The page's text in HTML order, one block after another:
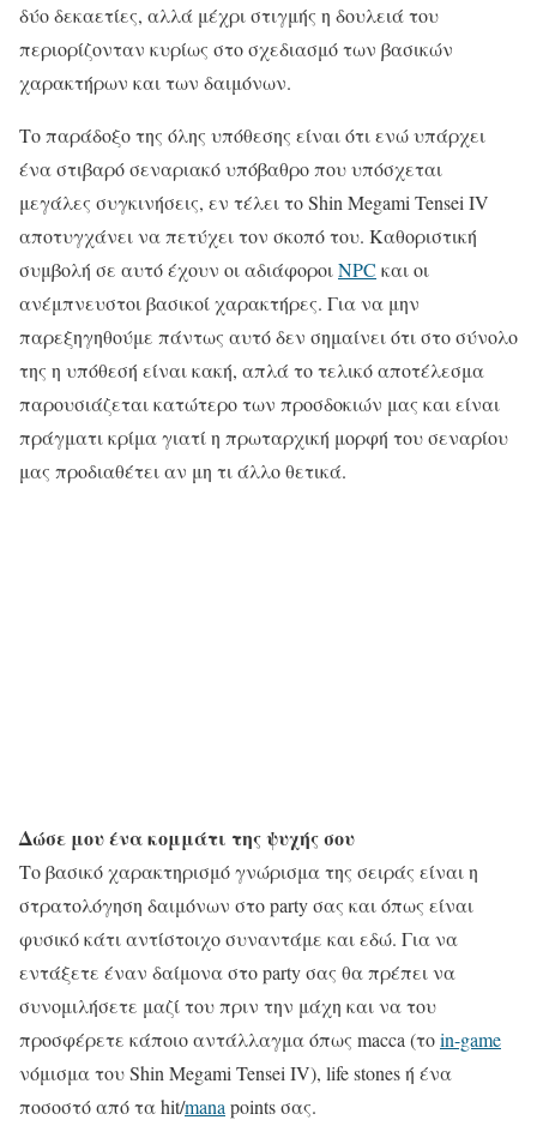
δύο δεκαετίες, αλλά μέχρι στιγμής η δουλειά του
περιορίζονταν κυρίως στο σχεδιασμό των βασικών
χαρακτήρων και των δαιμόνων.
Το παράδοξο της όλης υπόθεσης είναι ότι ενώ υπάρχει
ένα στιβαρό σεναριακό υπόβαθρο που υπόσχεται
μεγάλες συγκινήσεις, εν τέλει το Shin Megami Tensei IV
αποτυγχάνει να πετύχει τον σκοπό του. Καθοριστική
συμβολή σε αυτό έχουν οι αδιάφοροιNPC και οι
ανέμπνευστοι βασικοί χαρακτήρες. Για να μην
παρεξηγηθούμε πάντως αυτό δεν σημαίνει ότι στο σύνολο
της η υπόθεσή είναι κακή, απλά το τελικό αποτέλεσμα
παρουσιάζεται κατώτερο των προσδοκιών μας και είναι
πράγματι κρίμα γιατί η πρωταρχική μορφή του σεναρίου
μας προδιαθέτει αν μη τι άλλο θετικά.
Δώσε μου ένα κομμάτι της ψυχής σου
Το βασικό χαρακτηρισμό γνώρισμα της σειράς είναι η
στρατολόγηση δαιμόνων στο party σας και όπως είναι
φυσικό κάτι αντίστοιχο συναντάμε και εδώ. Για να
εντάξετε έναν δαίμονα στο party σας θα πρέπει να
συνομιλήσετε μαζί του πριν την μάχη και να του
προσφέρετε κάποιο αντάλλαγμα όπως macca (τοin-game
νόμισμα του Shin Megami Tensei IV), life stones ή ένα
ποσοστό από τα hit/mana points σας.